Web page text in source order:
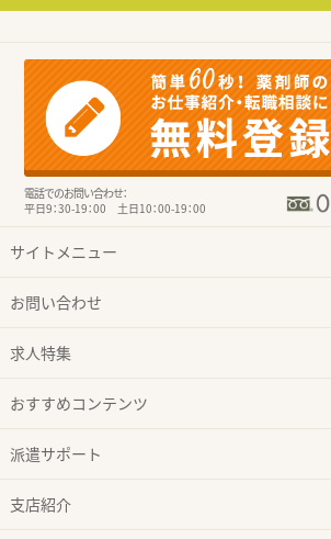
電話でのお問い合わせ：
平日9：30-19：00 土日10：00-19：00
サイトメニュー
お問い合わせ
求人特集
おすすめコンテンツ
派遣サポート
支店紹介